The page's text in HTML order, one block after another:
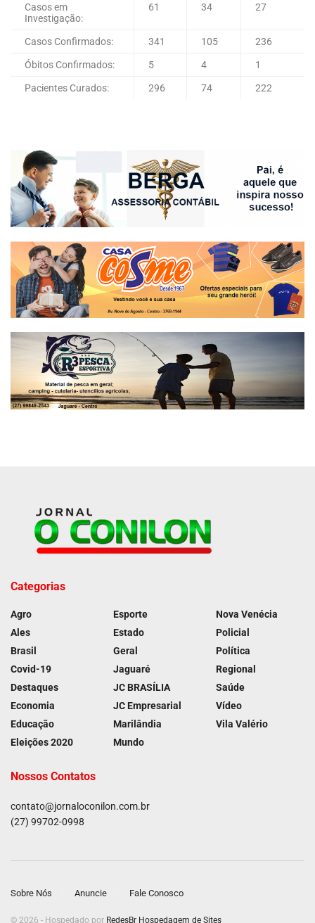
Casos em
Investigação:
61 34 27
Casos Confirmados: 341 105 236
Óbitos Confirmados: 5 4 1
Pacientes Curados: 296 74 222
Categorias
Agro
Ales
Brasil
Covid-19
Destaques
Economia
Educação
Eleições 2020
Esporte
Estado
Geral
Jaguaré
JC BRASÍLIA
JC Empresarial
Marilândia
Mundo
Nova Venécia
Policial
Política
Regional
Saúde
Vídeo
Vila Valério
Nossos Contatos
contato@jornaloconilon.com.br
(27) 99702-0998
Sobre Nós Anuncie Fale Conosco
© 2026 - Hospedado por RedesBr Hospedagem de Sites